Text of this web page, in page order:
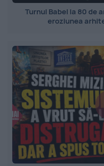
Turnul Babel la 80 de
eroziunea